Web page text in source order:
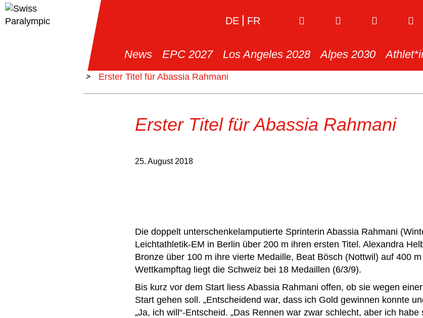
DE FR
News EPC 2027 Los Angeles 2028 Alpes 2030
> Erster Titel für Abassia Rahmani
Erster Titel für Abassia Rahmani
25. August 2018
Die doppelt unterschenkelamputierte Sprinterin Abassia Rahmani
Leichtathletik-EM in Berlin über 200 m ihren ersten Titel. Alexandra
Bronze über 100 m ihre vierte Medaille, Beat Bösch (Nottwil) auf 400
Wettkampftag liegt die Schweiz bei 18 Medaillen (6/3/9).
Bis kurz vor dem Start liess Abassia Rahmani offen, ob sie wegen
Start gehen soll. „Entscheidend war, dass ich Gold gewinnen konnte
„Ja, ich will“-Entscheid. „Das Rennen war zwar schlecht, aber ich